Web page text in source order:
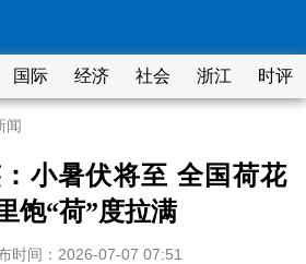
国际 经济 社会 浙江 时评
闻
小暑伏将至 全国荷花
饱“荷”度拉满
时间：2026-07-07 07:51